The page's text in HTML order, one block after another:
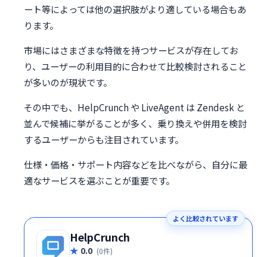
ート等によっては他の選択肢がより適している場合もあ
ります。
市場にはさまざまな特徴を持つサービスが存在してお
り、ユーザーの利用目的に合わせて比較検討されること
が多いのが現状です。
その中でも、HelpCrunch や LiveAgent は Zendesk と
並んで候補に挙がることが多く、乗り換えや併用を検討
するユーザーからも注目されています。
仕様・価格・サポート内容などを比べながら、自分に最
適なサービスを選ぶことが重要です。
よく比較されています
HelpCrunch
0.0 (0件)